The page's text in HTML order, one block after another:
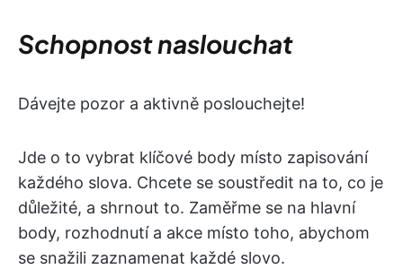
Schopnost naslouchat
Dávejte pozor a aktivně poslouchejte!
Jde o to vybrat klíčové body místo zapisování
každého slova. Chcete se soustředit na to, co je
důležité, a shrnout to. Zaměřme se na hlavní
body, rozhodnutí a akce místo toho, abychom
se snažili zaznamenat každé slovo.